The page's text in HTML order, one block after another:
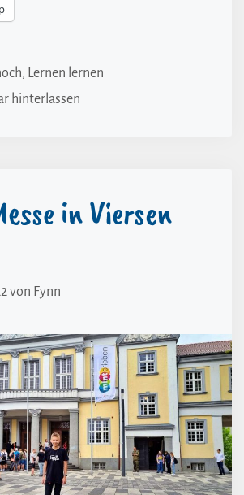
, Lernen lernen
hinterlassen
in Viersen
von Fynn